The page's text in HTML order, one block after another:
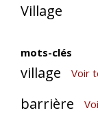
Village
mots-clés
village Voir
barrière